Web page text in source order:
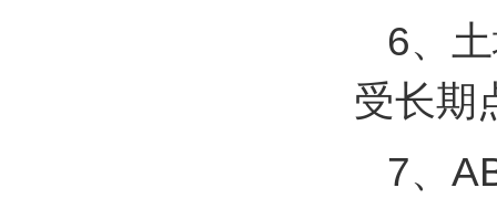
6、
受长期
7、